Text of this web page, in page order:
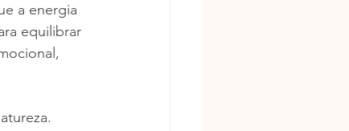
a energia
equilibrar